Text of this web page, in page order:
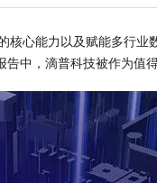
核心能力以及赋能多行
告中，滴普科技被作为值